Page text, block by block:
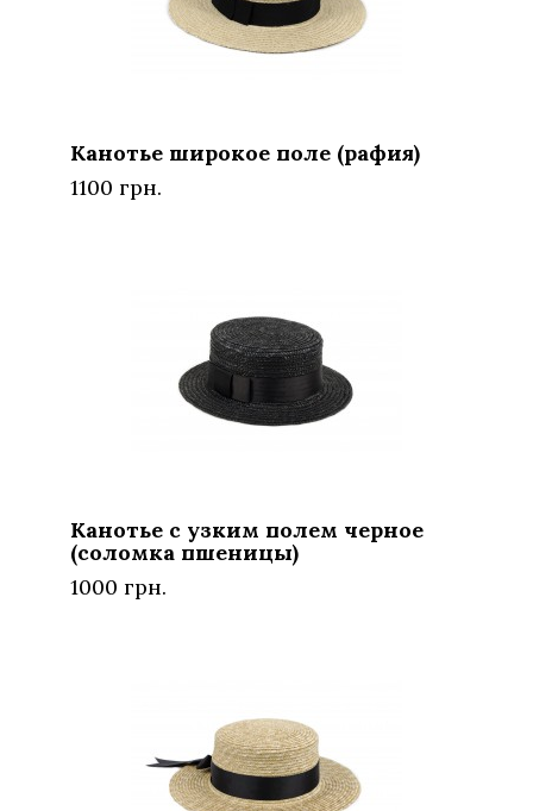
Канотье широкое поле (рафия)
1100 грн.
Канотье с узким полем черное
(соломка пшеницы)
1000 грн.